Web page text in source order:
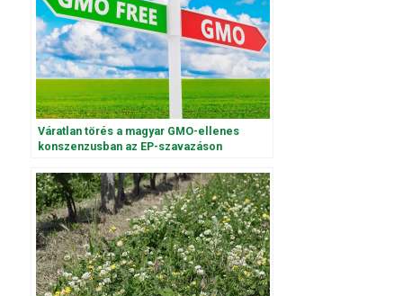
Váratlan törés a magyar GMO-ellenes
konszenzusban az EP-szavazáson